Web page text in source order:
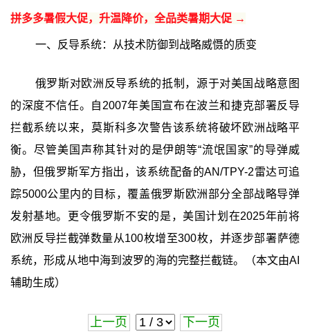
拼多多暑假大促，升温降价，全品类暑期大促 →
一、反导系统：从技术防御到战略威慑的质变
俄罗斯对欧洲反导系统的抵制，源于对美国战略意图
的深度不信任。自2007年美国宣布在波兰和捷克部署反导
拦截系统以来，莫斯科多次警告该系统将破坏欧洲战略平
衡。尽管美国声称其针对的是伊朗等“流氓国家”的导弹威
胁，但俄罗斯军方指出，该系统配备的AN/TPY-2雷达可追
踪5000公里内的目标，覆盖俄罗斯欧洲部分全部战略导弹
发射基地。更令俄罗斯不安的是，美国计划在2025年前将
欧洲反导拦截弹数量从100枚增至300枚，并逐步部署萨德
系统，形成从地中海到波罗的海的完整拦截链。（本文由AI
辅助生成）
上一页 下一页